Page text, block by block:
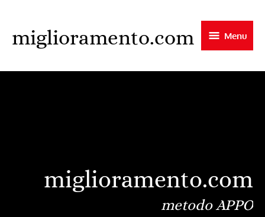
to
content
miglioramento.com Menu
miglioramento.com
metodo APPO